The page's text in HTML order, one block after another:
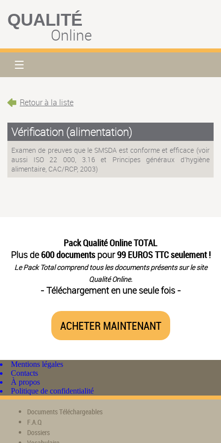
QUALITÉ
Online
Retour à la liste
Vérification (alimentation)
Examen de preuves que le SMSDA est conforme et efficace (voir
aussi ISO 22 000, 3.16 et Principes généraux d'hygiène
alimentaire, CAC/RCP, 2003)
Pack Qualité Online TOTAL
Plus de600 documentspour99 EUROS TTC seulement !
Le Pack Total comprend tous les documents présents sur le site
Qualité Online.
- Téléchargement en une seule fois -
ACHETER MAINTENANT
Mentions légales
Contacts
À propos
Politique de confidentialité
Documents Téléchargeables
F.A.Q
Dossiers